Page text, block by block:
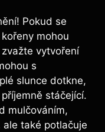
Pokud se
mohou
vytvoření
s
slunce dotkne,
stáčející.
mulčováním,
také potlačuje